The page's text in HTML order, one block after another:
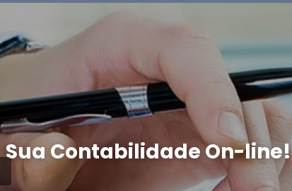
Sua Contabilidade On-line!